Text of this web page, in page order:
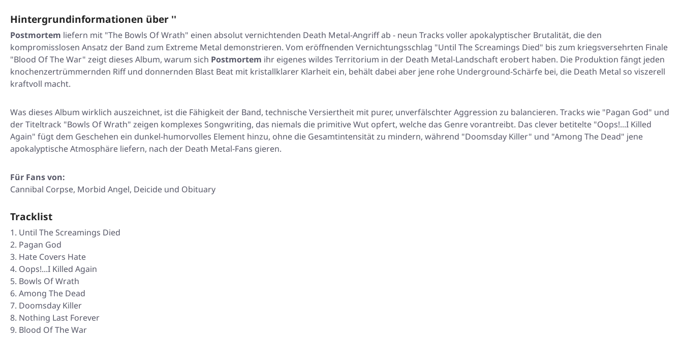
Hintergrundinformationen über ''
Postmortem liefern mit "The Bowls Of Wrath" einen absolut vernichtenden Death Metal-Angriff ab - neun Tracks voller apokalyptischer Brutalität, die den
kompromisslosen Ansatz der Band zum Extreme Metal demonstrieren. Vom eröffnenden Vernichtungsschlag "Until The Screamings Died" bis zum kriegsversehrten Finale
"Blood Of The War" zeigt dieses Album, warum sich Postmortem ihr eigenes wildes Territorium in der Death Metal-Landschaft erobert haben. Die Produktion fängt jeden
knochenzertrümmernden Riff und donnernden Blast Beat mit kristallklarer Klarheit ein, behält dabei aber jene rohe Underground-Schärfe bei, die Death Metal so viszerell
kraftvoll macht.
Was dieses Album wirklich auszeichnet, ist die Fähigkeit der Band, technische Versiertheit mit purer, unverfälschter Aggression zu balancieren. Tracks wie "Pagan God" und
der Titeltrack "Bowls Of Wrath" zeigen komplexes Songwriting, das niemals die primitive Wut opfert, welche das Genre vorantreibt. Das clever betitelte "Oops!...I Killed
Again" fügt dem Geschehen ein dunkel-humorvolles Element hinzu, ohne die Gesamtintensität zu mindern, während "Doomsday Killer" und "Among The Dead" jene
apokalyptische Atmosphäre liefern, nach der Death Metal-Fans gieren.
Für Fans von:
Cannibal Corpse, Morbid Angel, Deicide und Obituary
Tracklist
Until The Screamings Died
Pagan God
Hate Covers Hate
Oops!...I Killed Again
Bowls Of Wrath
Among The Dead
Doomsday Killer
Nothing Last Forever
Blood Of The War